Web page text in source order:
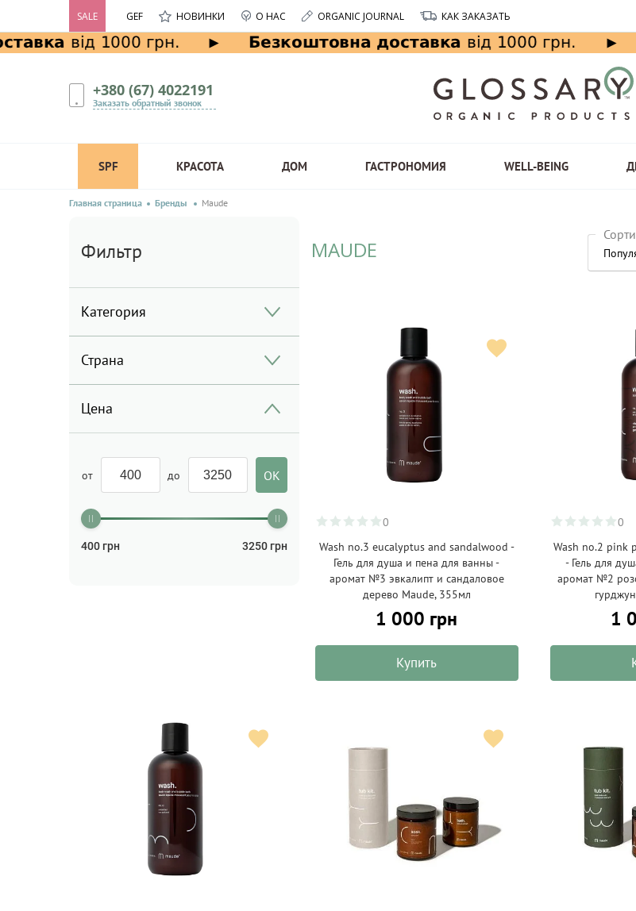
SALE GEF НОВИНКИ О НАС ORGANIC JOURNAL КАК ЗАКАЗАТЬ
+380 (67) 4022191
Заказать обратный звонок
SPF КРАСОТА ДОМ ГАСТРОНОМИЯ WELL-BEING
Главная страница Бренды Maude
Фильтр
Категория
Страна
Цена
от до
400 грн 3250 грн
MAUDE
0
Wash no.3 eucalyptus and sandalwood -
Гель для душа и пена для ванны -
аромат №3 эвкалипт и сандаловое
дерево Maude, 355мл
1 000 грн
Купить
0
Wash no.2 pink
- Гель для
аромат №2
1